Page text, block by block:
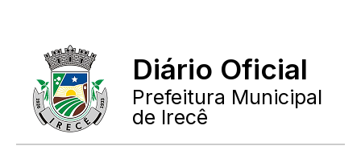
Diário Oficial
Prefeitura Municipal
de Irecê